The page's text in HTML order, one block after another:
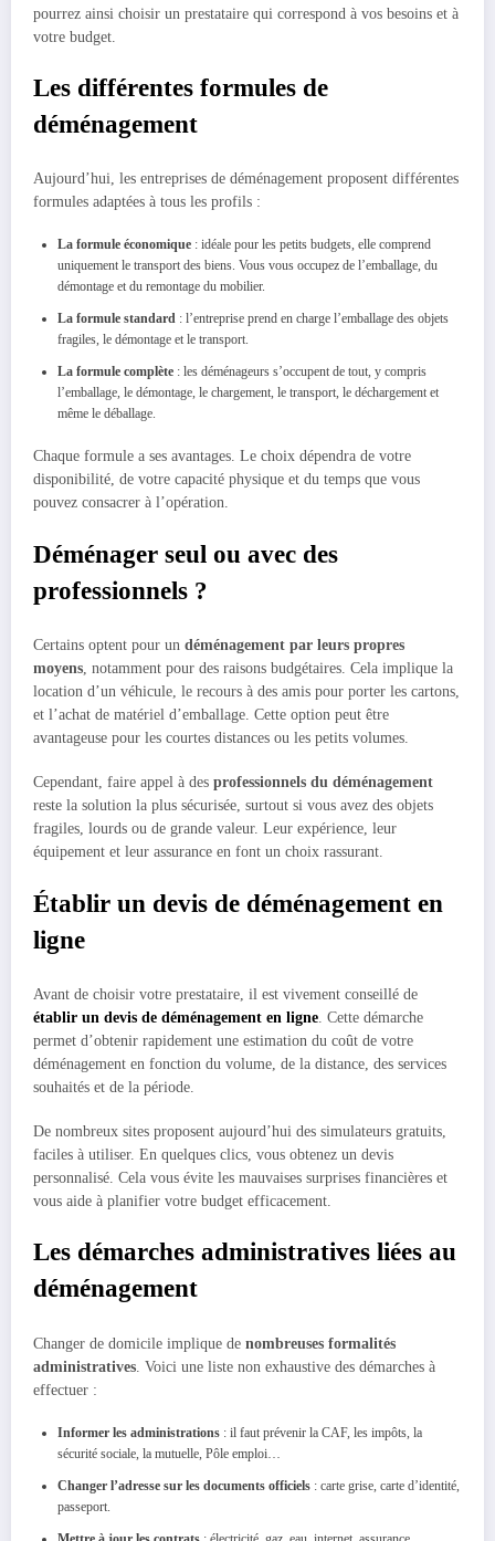
pourrez ainsi choisir un prestataire qui correspond à vos besoins et à
votre budget.
Les différentes formules de
déménagement
Aujourd’hui, les entreprises de déménagement proposent différentes
formules adaptées à tous les profils :
La formule économique : idéale pour les petits budgets, elle comprend
uniquement le transport des biens. Vous vous occupez de l’emballage, du
démontage et du remontage du mobilier.
La formule standard : l’entreprise prend en charge l’emballage des objets
fragiles, le démontage et le transport.
La formule complète : les déménageurs s’occupent de tout, y compris
l’emballage, le démontage, le chargement, le transport, le déchargement et
même le déballage.
Chaque formule a ses avantages. Le choix dépendra de votre
disponibilité, de votre capacité physique et du temps que vous
pouvez consacrer à l’opération.
Déménager seul ou avec des
professionnels ?
Certains optent pour un déménagement par leurs propres
moyens, notamment pour des raisons budgétaires. Cela implique la
location d’un véhicule, le recours à des amis pour porter les cartons,
et l’achat de matériel d’emballage. Cette option peut être
avantageuse pour les courtes distances ou les petits volumes.
Cependant, faire appel à des professionnels du déménagement
reste la solution la plus sécurisée, surtout si vous avez des objets
fragiles, lourds ou de grande valeur. Leur expérience, leur
équipement et leur assurance en font un choix rassurant.
Établir un devis de déménagement en
ligne
Avant de choisir votre prestataire, il est vivement conseillé de
établir un devis de déménagement en ligne. Cette démarche
permet d’obtenir rapidement une estimation du coût de votre
déménagement en fonction du volume, de la distance, des services
souhaités et de la période.
De nombreux sites proposent aujourd’hui des simulateurs gratuits,
faciles à utiliser. En quelques clics, vous obtenez un devis
personnalisé. Cela vous évite les mauvaises surprises financières et
vous aide à planifier votre budget efficacement.
Les démarches administratives liées au
déménagement
Changer de domicile implique de nombreuses formalités
administratives . Voici une liste non exhaustive des démarches à
effectuer :
Informer les administrations : il faut prévenir la CAF, les impôts, la
sécurité sociale, la mutuelle, Pôle emploi…
Changer l’adresse sur les documents officiels : carte grise, carte d’identité,
passeport.